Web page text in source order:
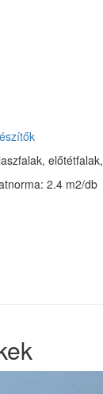
2.4 m2/db